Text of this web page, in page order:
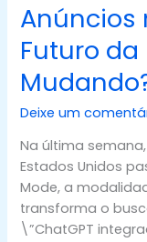
Anúncios
Futuro da
Deixe um
Na última
Estados Unidos
Mode, a
transforma o
\”ChatGPT
Anúncios
no
AI
Mode:
O
Futuro
da
Busca
Está
Mudando?